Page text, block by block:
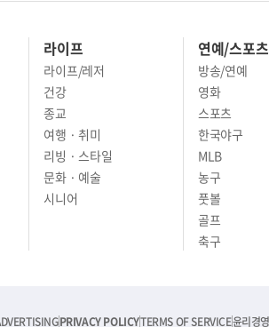
라이프
라이프/레저
건강
종교
여행 · 취미
리빙 · 스타일
문화 · 예술
시니어
연예/스포츠
방송/연예
영화
스포츠
한국야구
MLB
농구
풋볼
골프
축구
PRIVACY POLICYTERMS OF SERVICE윤리경영